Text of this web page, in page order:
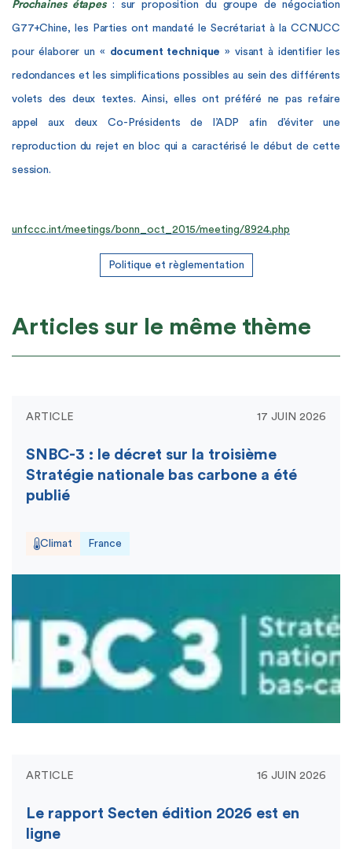
Prochaines étapes: sur proposition du groupe de négociation
G77+Chine, les Parties ont mandaté le Secrétariat à la CCNUCC
pour élaborer un « document technique » visant à identifier les
redondances et les simplifications possibles au sein des différents
volets des deux textes. Ainsi, elles ont préféré ne pas refaire
appel aux deux Co-Présidents de l’ADP afin d’éviter une
reproduction du rejet en bloc qui a caractérisé le début de cette
session.
unfccc.int/meetings/bonn_oct_2015/meeting/8924.php
Politique et règlementation
Articles sur le même thème
ARTICLE 17 JUIN 2026
SNBC-3 : le décret sur la troisième
Stratégie nationale bas carbone a été
publié
Climat France
ARTICLE 16 JUIN 2026
Le rapport Secten édition 2026 est en
ligne